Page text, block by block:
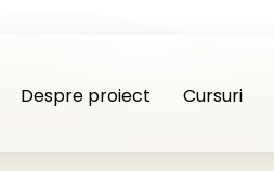
Despre proiect Cursuri